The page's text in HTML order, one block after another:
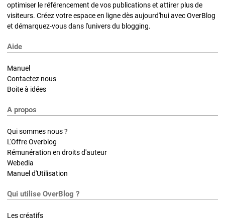
optimiser le référencement de vos publications et attirer plus de
visiteurs. Créez votre espace en ligne dès aujourd'hui avec OverBlog
et démarquez-vous dans l'univers du blogging.
Aide
Manuel
Contactez nous
Boite à idées
A propos
Qui sommes nous ?
L'Offre Overblog
Rémunération en droits d'auteur
Webedia
Manuel d'Utilisation
Qui utilise OverBlog ?
Les créatifs